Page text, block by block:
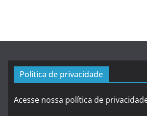
Política de privacidade
Acesse nossa política de